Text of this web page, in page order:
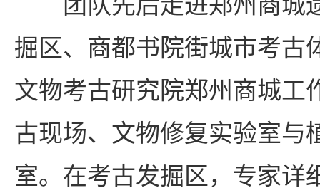
掘区、商都书院街城市考古
文物考古研究院郑州商城工
古现场、文物修复实验室与
室。在考古发掘区，专家详